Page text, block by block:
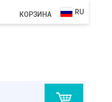
КОРЗИНА RU